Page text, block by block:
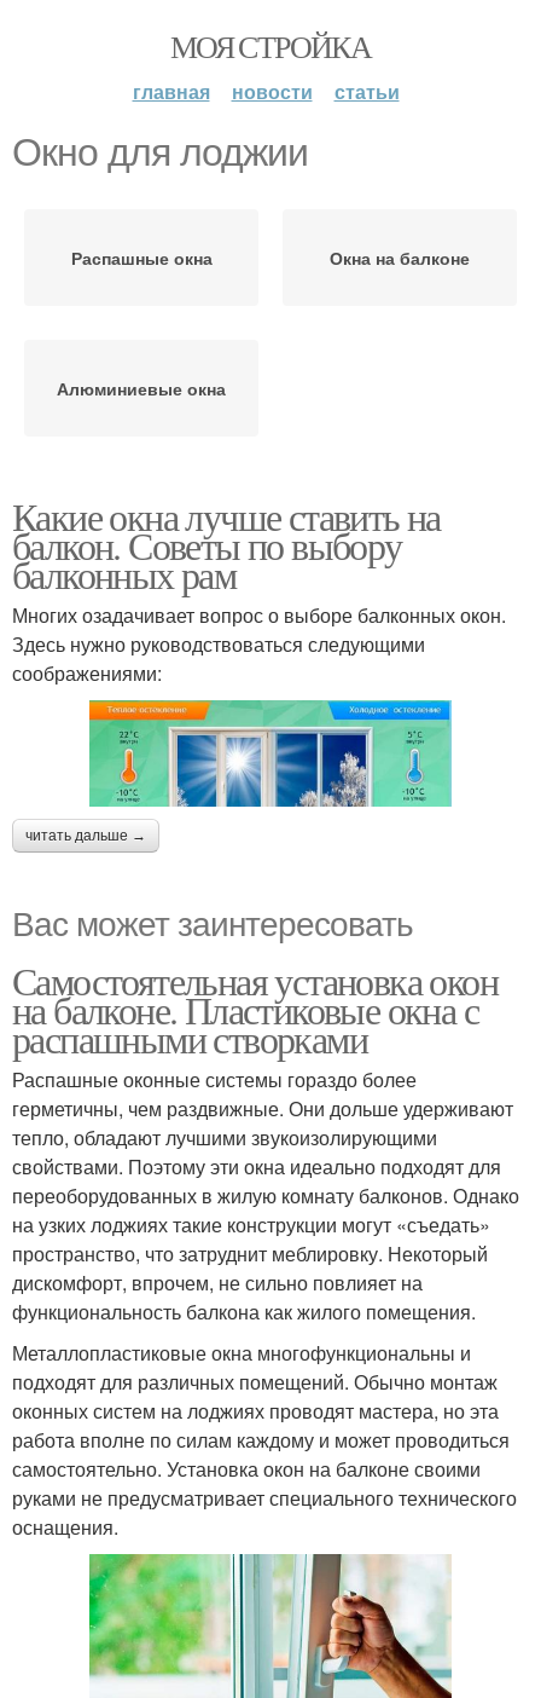
МОЯ СТРОЙКА
главная новости статьи
Окно для лоджии
Распашные окна Окна на балконе
Алюминиевые окна
Какие окна лучше ставить на
балкон. Советы по выбору
балконных рам
Многих озадачивает вопрос о выборе балконных окон.
Здесь нужно руководствоваться следующими
соображениями:
читать дальше →
Вас может заинтересовать
Самостоятельная установка окон
на балконе. Пластиковые окна с
распашными створками
Распашные оконные системы гораздо более
герметичны, чем раздвижные. Они дольше удерживают
тепло, обладают лучшими звукоизолирующими
свойствами. Поэтому эти окна идеально подходят для
переоборудованных в жилую комнату балконов. Однако
на узких лоджиях такие конструкции могут «съедать»
пространство, что затруднит меблировку. Некоторый
дискомфорт, впрочем, не сильно повлияет на
функциональность балкона как жилого помещения.
Металлопластиковые окна многофункциональны и
подходят для различных помещений. Обычно монтаж
оконных систем на лоджиях проводят мастера, но эта
работа вполне по силам каждому и может проводиться
самостоятельно. Установка окон на балконе своими
руками не предусматривает специального технического
оснащения.